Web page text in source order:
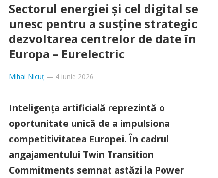
Sectorul energiei și cel digital se
unesc pentru a susține strategic
dezvoltarea centrelor de date în
Europa – Eurelectric
Mihai Nicuț— 4 iunie 2026
Inteligența artificială reprezintă o
oportunitate unică de a impulsiona
competitivitatea Europei. În cadrul
angajamentului Twin Transition
Commitments semnat astăzi la Power